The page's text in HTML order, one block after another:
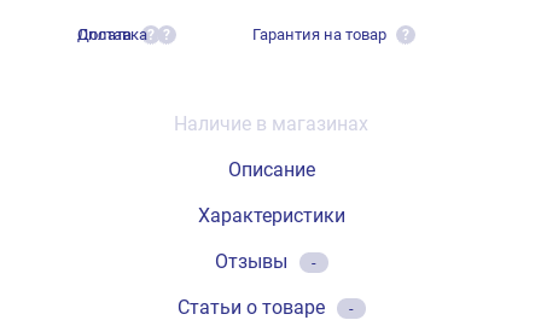
Оплата ?
Доставка ? Гарантия на товар ?
Наличие в магазинах
Описание
Характеристики
Отзывы
-
Статьи о товаре -